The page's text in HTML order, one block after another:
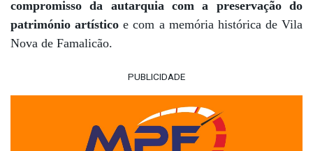
compromisso da autarquia com a preservação do
património artístico e com a memória histórica de Vila
Nova de Famalicão.
PUBLICIDADE